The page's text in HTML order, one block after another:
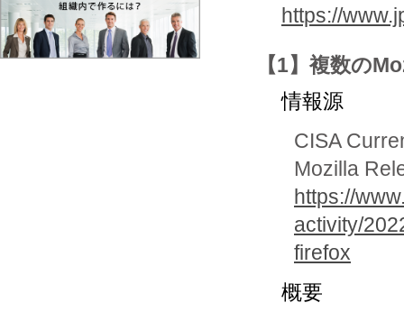
https://
【1】複数の
情報源
CISA
Mozilla
https://
activity/
firefox
概要